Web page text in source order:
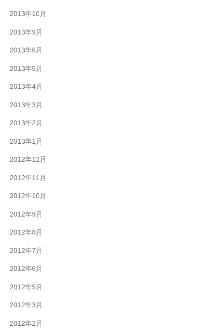
2013年10月
2013年9月
2013年6月
2013年5月
2013年4月
2013年3月
2013年2月
2013年1月
2012年12月
2012年11月
2012年10月
2012年9月
2012年8月
2012年7月
2012年6月
2012年5月
2012年3月
2012年2月